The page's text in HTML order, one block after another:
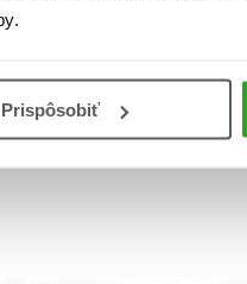
Prispôsobiť
Údolia
Tove Janssonová